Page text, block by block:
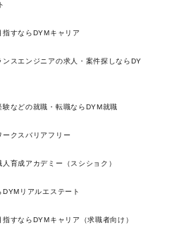
すならDYMキャリア
スエンジニアの求人・案件探しならDY
などの就職・転職ならDYM就職
ークスバリアフリー
育成アカデミー（スシショク）
リアルエステート
すならDYMキャリア（求職者向け）